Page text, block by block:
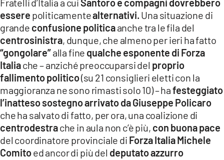
essere politicamentealternativi. Una situazione di
grande confusione politicaanche tra le fila del
centrosinistra, dunque, che almeno per ieri ha fatto
“gongolare”alla fine qualche esponente di Forza
Italiache – anziché preoccuparsi del proprio
fallimento politico(su 21 consiglieri eletti con la
maggioranza ne sono rimasti solo 10) – hafesteggiato
l’inatteso sostegno arrivato da Giuseppe Policaro
che ha salvato di fatto, per ora, una coalizione di
centrodestrache in aula non c’è più, con buona pace
del coordinatore provinciale di Forza Italia Michele
Comitoed ancor di più del deputato azzurro